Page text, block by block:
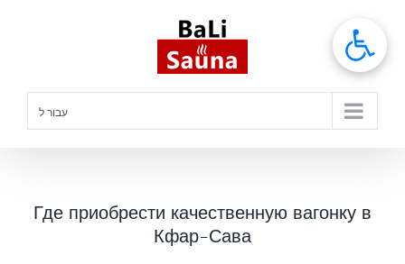
עבור ל
Где приобрести качественную вагонку в
Кфар-Сава